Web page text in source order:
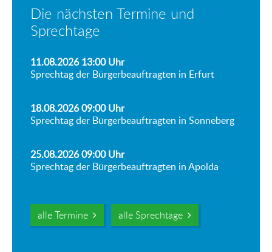
Die nächsten Termine und
Sprechtage
11.08.2026 13:00Uhr
Sprechtag der Bürgerbeauftragten in Erfurt
18.08.2026 09:00Uhr
Sprechtag der Bürgerbeauftragten in Sonneberg
25.08.2026 09:00Uhr
Sprechtag der Bürgerbeauftragten in Apolda
alle Termine alle Sprechtage